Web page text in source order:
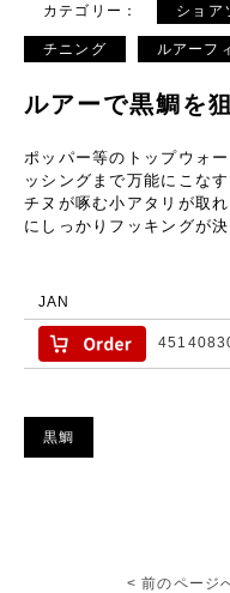
カテゴリー： ショア
チニング ルアーフ
ルアーで黒鯛を
ポッパー等のトップウォ
ッシングまで万能にこな
チヌが啄む小アタリが取
にしっかりフッキングが
JAN
黒鯛
< 前のページ